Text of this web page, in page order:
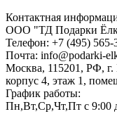
Контактная
ООО "ТД Подарки
Телефон: +7 (495)
Почта: info@podarki-
Москва, 115201, РФ,
корпус 4, этаж 1,
График работы:
Пн,Вт,Ср,Чт,Пт с 9:00